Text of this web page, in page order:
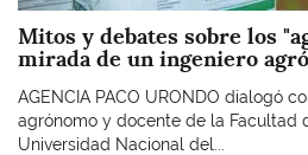
Mitos y debates sobre los
mirada de un ingeniero
AGENCIA PACO URONDO dialogó
agrónomo y docente de la Facultad
Universidad Nacional del...